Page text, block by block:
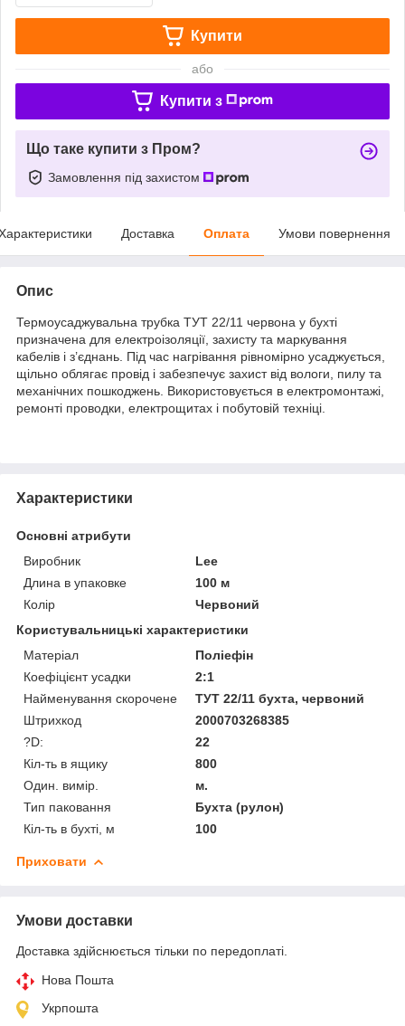
Купити
або
Купити з
Що таке купити з Пром?
Замовлення під захистом
Доставка Оплата Умови повернення
Опис
Термоусаджувальна трубка ТУТ 22/11 червона у бухті
призначена для електроізоляції, захисту та маркування
кабелів і з’єднань. Під час нагрівання рівномірно усаджується,
щільно облягає провід і забезпечує захист від вологи, пилу та
механічних пошкоджень. Використовується в електромонтажі,
ремонті проводки, електрощитах і побутовій техніці.
Характеристики
Основні атрибути
Виробник
Lee
Длина в упаковке
100 м
Колір
Червоний
Користувальницькі характеристики
Матеріал
Поліефін
Коефіцієнт усадки
2:1
Найменування скорочене
ТУТ 22/11 бухта, червоний
Штрихкод
2000703268385
?D:
22
Кіл-ть в ящику
800
Один. вимір.
м.
Тип паковання
Бухта (рулон)
Кіл-ть в бухті, м
100
Приховати
Умови доставки
Доставка здійснюється тільки по передоплаті.
Нова Пошта
Укрпошта